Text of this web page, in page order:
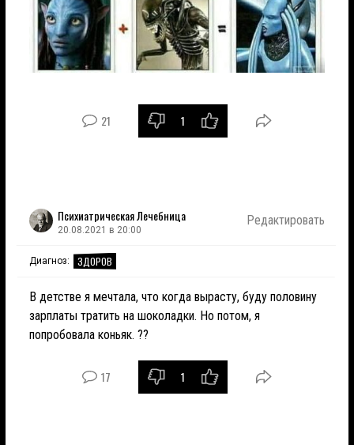
21 1
Психиатрическая Лечебница
20.08.2021 в 20:00
Редактировать
Диагноз: ЗДОРОВ
В детстве я мечтала, что когда вырасту, буду половину
зарплаты тратить на шоколадки. Но потом, я
попробовала коньяк. ??
17 1